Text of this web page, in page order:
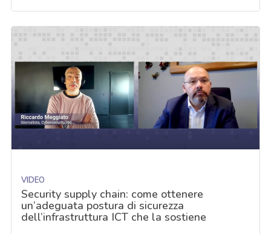
VIDEO
Security supply chain: come ottenere
un’adeguata postura di sicurezza
dell’infrastruttura ICT che la sostiene